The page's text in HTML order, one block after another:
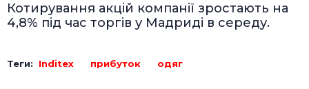
Котирування акцій компанії зростають на
4,8% під час торгів у Мадриді в середу.
Теги: Inditex прибуток одяг